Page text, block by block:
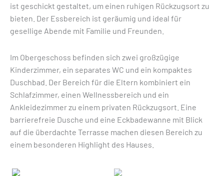
ist geschickt gestaltet, um einen ruhigen Rückzugsort zu
bieten. Der Essbereich ist geräumig und ideal für
gesellige Abende mit Familie und Freunden.
Im Obergeschoss befinden sich zwei großzügige
Kinderzimmer, ein separates WC und ein kompaktes
Duschbad. Der Bereich für die Eltern kombiniert ein
Schlafzimmer, einen Wellnessbereich und ein
Ankleidezimmer zu einem privaten Rückzugsort. Eine
barrierefreie Dusche und eine Eckbadewanne mit Blick
auf die überdachte Terrasse machen diesen Bereich zu
einem besonderen Highlight des Hauses.